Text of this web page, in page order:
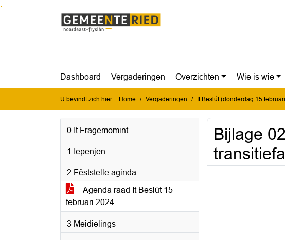
Ga naar de inhoud van deze pagina
Ga naar het zoeken
Ga naar het menu
Dashboard Vergaderingen Overzichten Wie is wie
U bevindt zich hier: Home Vergaderingen It Beslút (donderdag 15
0 It Fragemomint
1 Iepenjen
2 Fêststelle aginda
Agenda raad It Beslút 15
februari 2024
3 Meidielings
Bijlage